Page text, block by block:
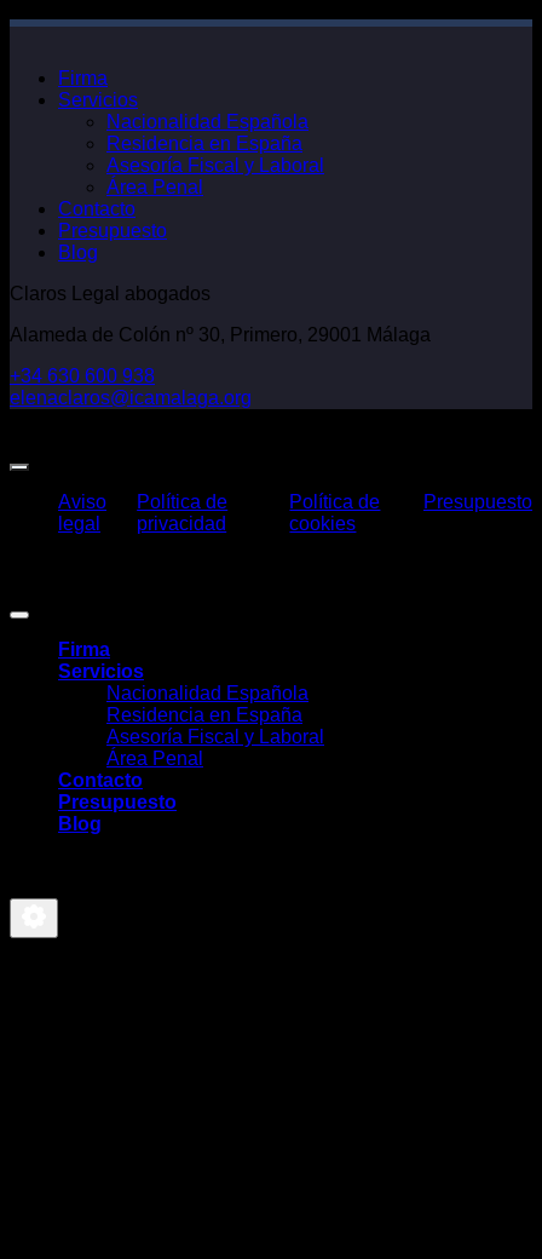
Firma
Servicios
Nacionalidad Española
Residencia en España
Asesoría Fiscal y Laboral
Área Penal
Contacto
Presupuesto
Blog
Claros Legal abogados
Alameda de Colón nº 30, Primero, 29001 Málaga
+34 630 600 938
elenaclaros@icamalaga.org
Aviso
legal
Política de
privacidad
Política de
cookies
Presupuesto
Firma
Servicios
Nacionalidad Española
Residencia en España
Asesoría Fiscal y Laboral
Área Penal
Contacto
Presupuesto
Blog